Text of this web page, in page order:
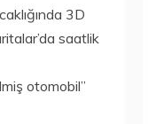
3D
saatlik
otomobil”